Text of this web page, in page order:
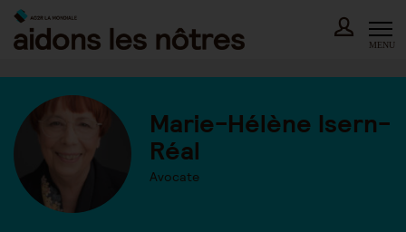
Skip
content
MENU
Marie-Hélène Isern-
Réal
Avocate